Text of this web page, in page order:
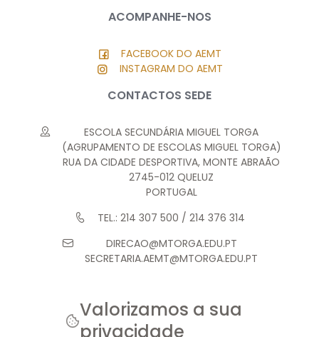
ACOMPANHE-NOS
FACEBOOK DO AEMT
INSTAGRAM DO AEMT
CONTACTOS SEDE
ESCOLA SECUNDÁRIA MIGUEL TORGA
(AGRUPAMENTO DE ESCOLAS MIGUEL TORGA)
RUA DA CIDADE DESPORTIVA, MONTE ABRAÃO
2745-012 QUELUZ
PORTUGAL
TEL.: 214 307 500 / 214 376 314
DIRECAO@MTORGA.EDU.PT
SECRETARIA.AEMT@MTORGA.EDU.PT
© 2026 AEMT. TODOS OS DIREITOS RESERVADOS.
Valorizamos a sua
privacidade